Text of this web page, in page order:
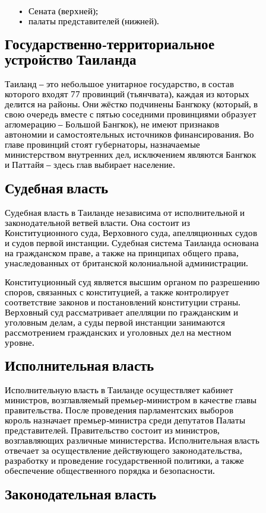
Сената (верхней);
палаты представителей (нижней).
Государственно-территориальное
устройство Таиланда
Таиланд – это небольшое унитарное государство, в состав
которого входят 77 провинций (тьянчвата), каждая из которых
делится на районы. Они жёстко подчинены Бангкоку (который, в
свою очередь вместе с пятью соседними провинциями образует
агломерацию – Большой Бангкок), не имеют признаков
автономии и самостоятельных источников финансирования. Во
главе провинций стоят губернаторы, назначаемые
министерством внутренних дел, исключением являются Бангкок
и Паттайя – здесь глав выбирает население.
Судебная власть
Судебная власть в Таиланде независима от исполнительной и
законодательной ветвей власти. Она состоит из
Конституционного суда, Верховного суда, апелляционных судов
и судов первой инстанции. Судебная система Таиланда основана
на гражданском праве, а также на принципах общего права,
унаследованных от британской колониальной администрации.
Конституционный суд является высшим органом по разрешению
споров, связанных с конституцией, а также контролирует
соответствие законов и постановлений конституции страны.
Верховный суд рассматривает апелляции по гражданским и
уголовным делам, а суды первой инстанции занимаются
рассмотрением гражданских и уголовных дел на местном
уровне.
Исполнительная власть
Исполнительную власть в Таиланде осуществляет кабинет
министров, возглавляемый премьер-министром в качестве главы
правительства. После проведения парламентских выборов
король назначает премьер-министра среди депутатов Палаты
представителей. Правительство состоит из министров,
возглавляющих различные министерства. Исполнительная власть
отвечает за осуществление действующего законодательства,
разработку и проведение государственной политики, а также
обеспечение общественного порядка и безопасности.
Законодательная власть